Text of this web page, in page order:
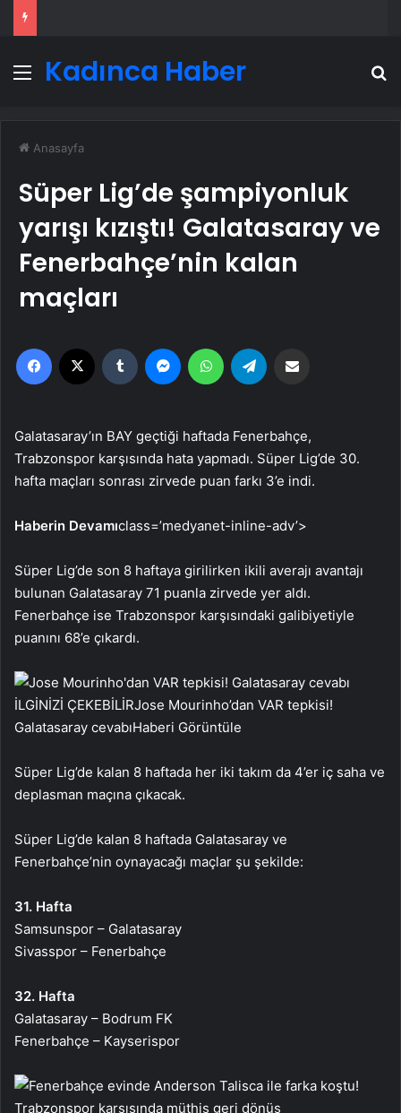
Menü
Kadınca Haber
Anasayfa
Süper Lig’de şampiyonluk
yarışı kızıştı! Galatasaray ve
Fenerbahçe’nin kalan
maçları
Facebook Tumblr MessengerWhatsApp
Galatasaray’ın BAY geçtiği haftada Fenerbahçe,
Trabzonspor karşısında hata yapmadı. Süper Lig’de 30.
hafta maçları sonrası zirvede puan farkı 3’e indi.
Haberin Devamıclass=’medyanet-inline-adv’>
Süper Lig’de son 8 haftaya girilirken ikili averajı avantajı
bulunan Galatasaray 71 puanla zirvede yer aldı.
Fenerbahçe ise Trabzonspor karşısındaki galibiyetiyle
puanını 68’e çıkardı.
İLGİNİZİ ÇEKEBİLİRJose Mourinho’dan VAR tepkisi!
Galatasaray cevabıHaberi Görüntüle
Süper Lig’de kalan 8 haftada her iki takım da 4’er iç saha ve
deplasman maçına çıkacak.
Süper Lig’de kalan 8 haftada Galatasaray ve
Fenerbahçe’nin oynayacağı maçlar şu şekilde:
31. Hafta
Samsunspor – Galatasaray
Sivasspor – Fenerbahçe
32. Hafta
Galatasaray – Bodrum FK
Fenerbahçe – Kayserispor